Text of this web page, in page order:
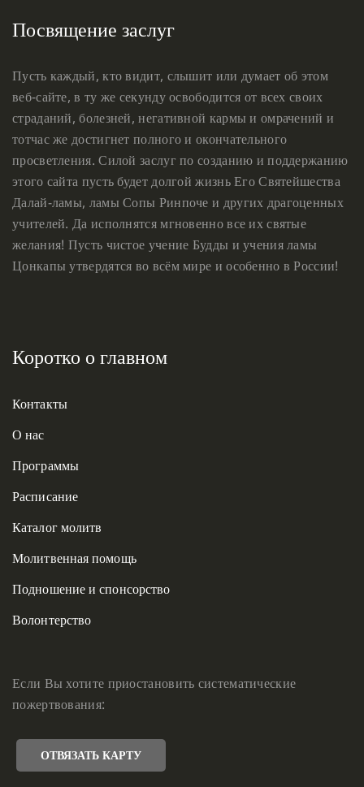
Посвящение заслуг
Пусть каждый, кто видит, слышит или думает об этом
веб-сайте, в ту же секунду освободится от всех своих
страданий, болезней, негативной кармы и омрачений и
тотчас же достигнет полного и окончательного
просветления. Силой заслуг по созданию и поддержанию
этого сайта пусть будет долгой жизнь Его Святейшества
Далай-ламы, ламы Сопы Ринпоче и других драгоценных
учителей. Да исполнятся мгновенно все их святые
желания! Пусть чистое учение Будды и учения ламы
Цонкапы утвердятся во всём мире и особенно в России!
Коротко о главном
Контакты
О нас
Программы
Расписание
Каталог молитв
Молитвенная помощь
Подношение и спонсорство
Волонтерство
Если Вы хотите приостановить систематические
пожертвования:
ОТВЯЗАТЬ КАРТУ